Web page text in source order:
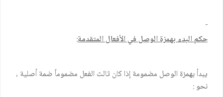
حكم البدء بهمزة الوصل في الأفعال المتقدمة:
يبدأ بهمزة الوصل مضمومة إذا كان ثالث الفعل مضموماً ضمة أصلية ،
نحو :